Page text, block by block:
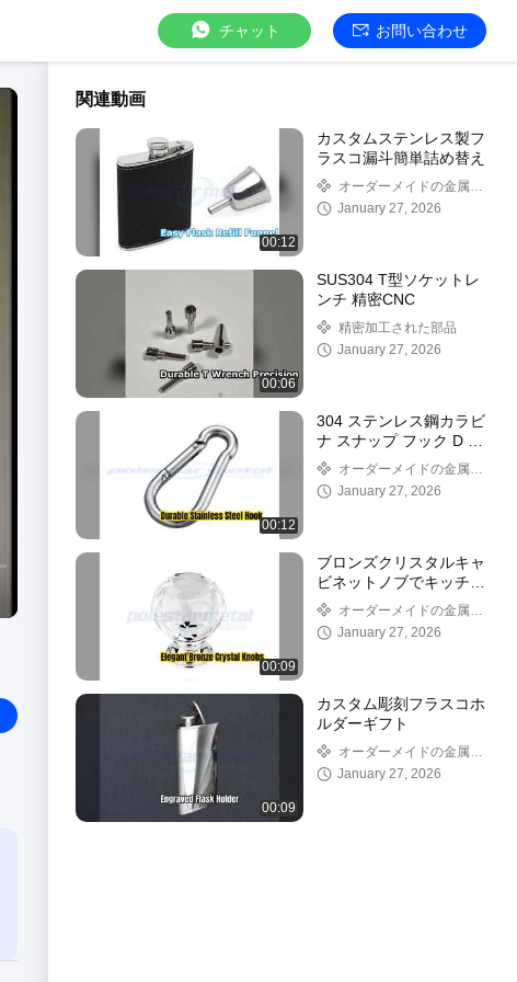
チャット お問い合わせ
関連動画
00:12
カスタムステンレス製フ
ラスコ漏斗簡単詰め替え
オーダーメイドの金属ハ
ードウェア
January 27, 2026
00:06
SUS304 T型ソケットレ
ンチ 精密CNC
精密加工された部品
January 27, 2026
00:12
304 ステンレス鋼カラビ
ナ スナップ フック D リ
ングオーダーメイドの金属ハ
ードウェア
January 27, 2026
00:09
ブロンズクリスタルキャ
ビネットノブでキッチン
をアップグレード
オーダーメイドの金属ハ
ードウェア
January 27, 2026
00:09
カスタム彫刻フラスコホ
ルダーギフト
オーダーメイドの金属ハ
ードウェア
January 27, 2026